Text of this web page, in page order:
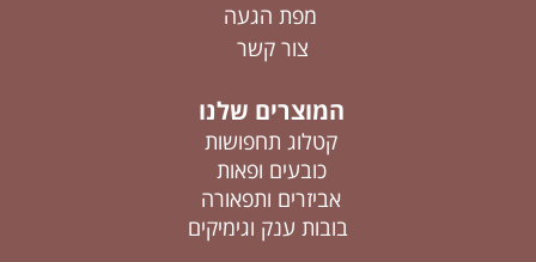
מפת הגעה
צור קשר
המוצרים שלנו
קטלוג תחפושות
כובעים ופאות
אביזרים ותפאורה
בובות ענק וגימיקים